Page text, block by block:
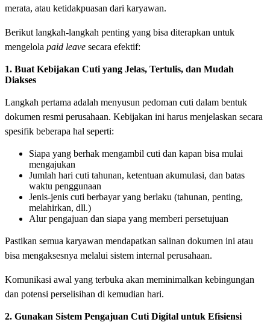
merata, atau ketidakpuasan dari karyawan.
Berikut langkah-langkah penting yang bisa diterapkan untuk
mengelola paid leave secara efektif:
1. Buat Kebijakan Cuti yang Jelas, Tertulis, dan Mudah
Diakses
Langkah pertama adalah menyusun pedoman cuti dalam bentuk
dokumen resmi perusahaan. Kebijakan ini harus menjelaskan secara
spesifik beberapa hal seperti:
Siapa yang berhak mengambil cuti dan kapan bisa mulai
mengajukan
Jumlah hari cuti tahunan, ketentuan akumulasi, dan batas
waktu penggunaan
Jenis-jenis cuti berbayar yang berlaku (tahunan, penting,
melahirkan, dll.)
Alur pengajuan dan siapa yang memberi persetujuan
Pastikan semua karyawan mendapatkan salinan dokumen ini atau
bisa mengaksesnya melalui sistem internal perusahaan.
Komunikasi awal yang terbuka akan meminimalkan kebingungan
dan potensi perselisihan di kemudian hari.
2. Gunakan Sistem Pengajuan Cuti Digital untuk Efisiensi